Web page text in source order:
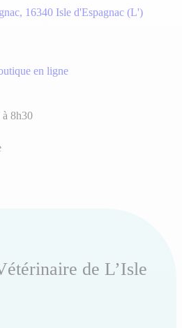
16340 Isle d'Espagnac (L')
en ligne
8h30
de L’Isle